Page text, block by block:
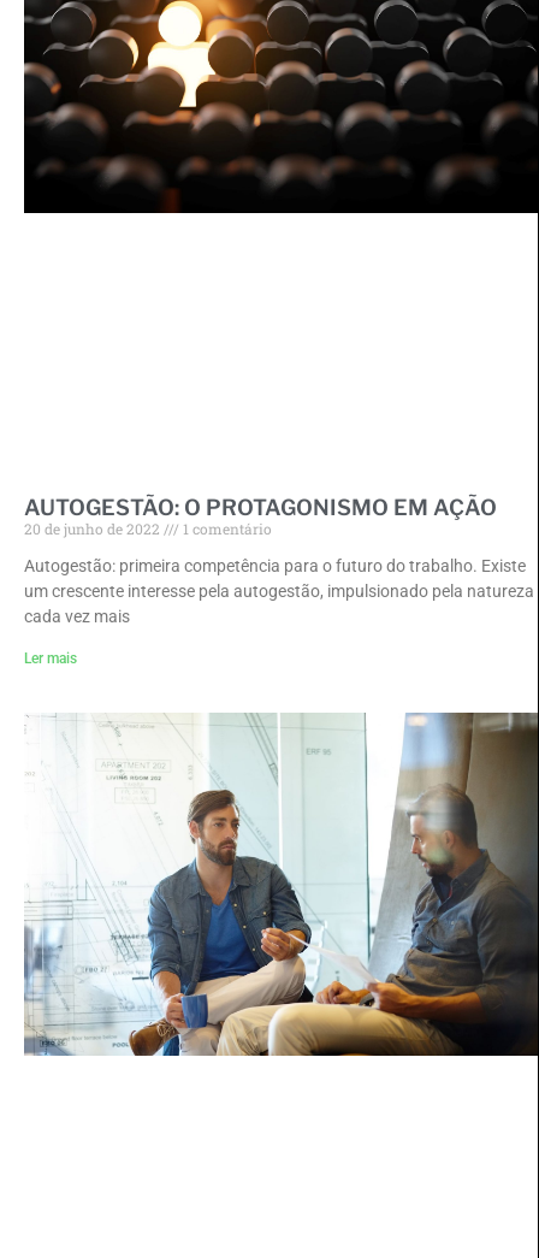
AUTOGESTÃO: O PROTAGONISMO EM AÇÃO
20 de junho de 2022
1 comentário
Autogestão: primeira competência para o futuro do trabalho. Existe
um crescente interesse pela autogestão, impulsionado pela natureza
cada vez mais
Ler mais